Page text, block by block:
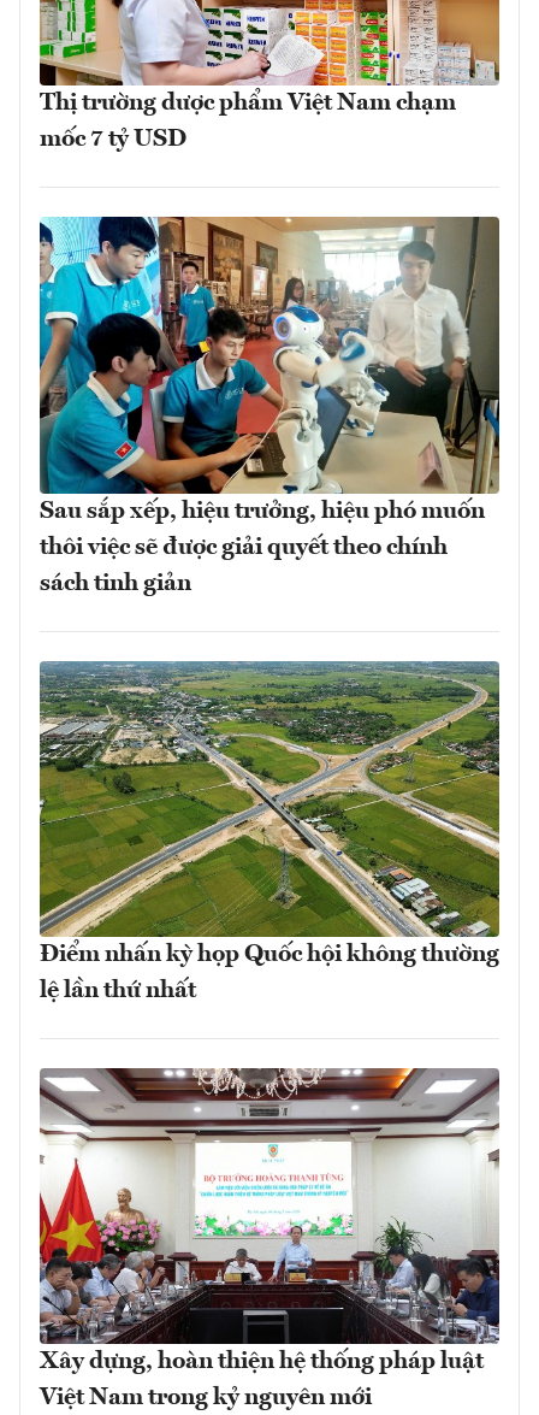
Thị trường dược phẩm Việt Nam chạm
mốc 7 tỷ USD
Sau sắp xếp, hiệu trưởng, hiệu phó muốn
thôi việc sẽ được giải quyết theo chính
sách tinh giản
Điểm nhấn kỳ họp Quốc hội không thường
lệ lần thứ nhất
Xây dựng, hoàn thiện hệ thống pháp luật
Việt Nam trong kỷ nguyên mới